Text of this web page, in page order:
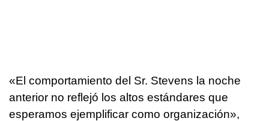
«El comportamiento del Sr. Stevens la noche
anterior no reflejó los altos estándares que
esperamos ejemplificar como organización»,